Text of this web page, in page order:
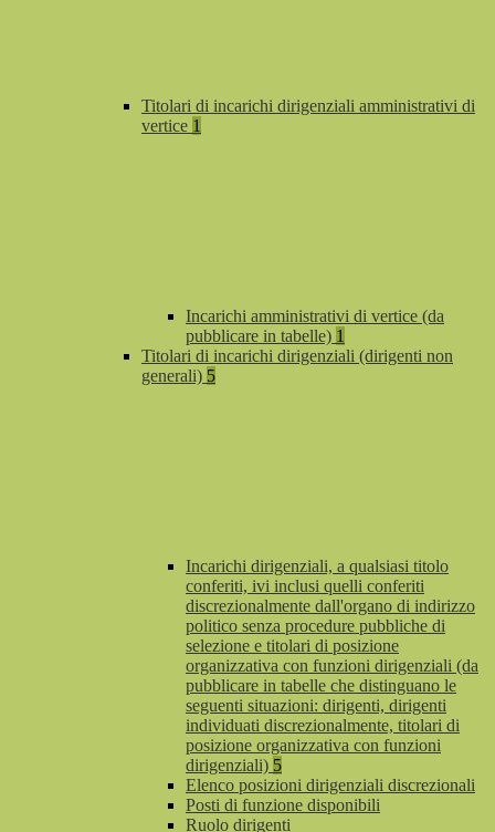
Titolari di incarichi dirigenziali amministrativi di
vertice 1
Incarichi amministrativi di vertice (da
pubblicare in tabelle) 1
Titolari di incarichi dirigenziali (dirigenti non
generali) 5
Incarichi dirigenziali, a qualsiasi titolo
conferiti, ivi inclusi quelli conferiti
discrezionalmente dall'organo di indirizzo
politico senza procedure pubbliche di
selezione e titolari di posizione
organizzativa con funzioni dirigenziali (da
pubblicare in tabelle che distinguano le
seguenti situazioni: dirigenti, dirigenti
individuati discrezionalmente, titolari di
posizione organizzativa con funzioni
dirigenziali) 5
Elenco posizioni dirigenziali discrezionali
Posti di funzione disponibili
Ruolo dirigenti